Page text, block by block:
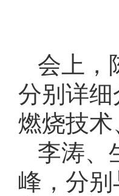
会上，
分别详
燃烧技
李涛、
峰，分